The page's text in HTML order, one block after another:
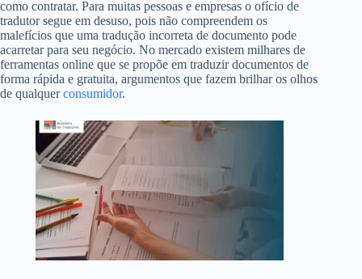
como contratar. Para muitas pessoas e empresas o ofício de
tradutor segue em desuso, pois não compreendem os
malefícios que uma tradução incorreta de documento pode
acarretar para seu negócio. No mercado existem milhares de
ferramentas online que se propõe em traduzir documentos de
forma rápida e gratuita, argumentos que fazem brilhar os olhos
de qualquerconsumidor.